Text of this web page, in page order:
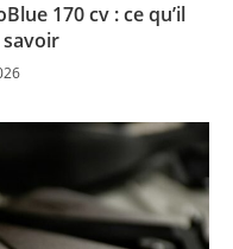
170 cv : ce qu’il